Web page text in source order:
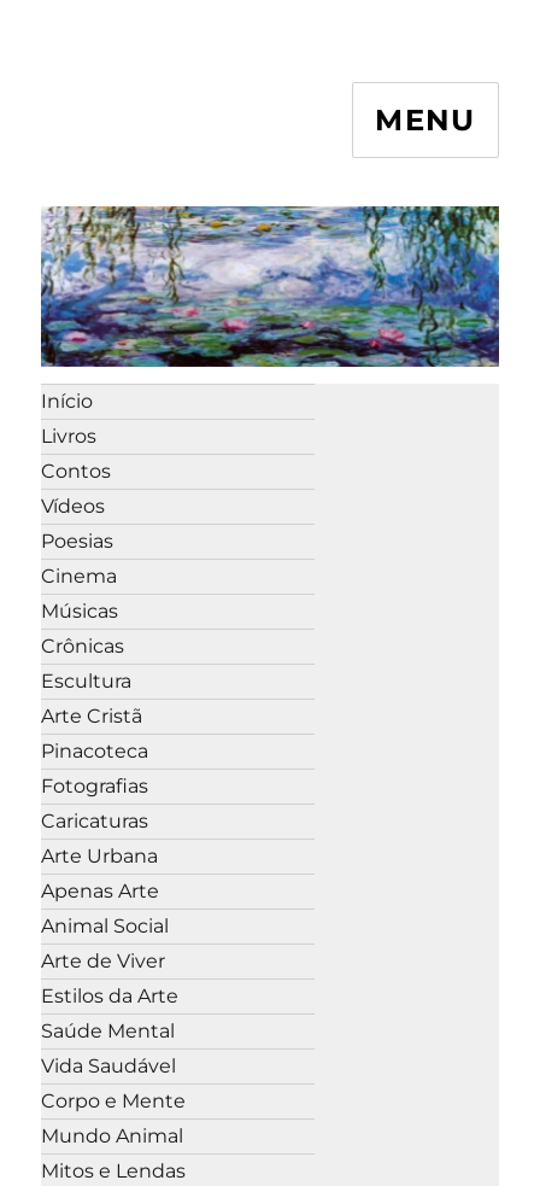
MENU
Início
Livros
Contos
Vídeos
Poesias
Cinema
Músicas
Crônicas
Escultura
Arte Cristã
Pinacoteca
Fotografias
Caricaturas
Arte Urbana
Apenas Arte
Animal Social
Arte de Viver
Estilos da Arte
Saúde Mental
Vida Saudável
Corpo e Mente
Mundo Animal
Mitos e Lendas